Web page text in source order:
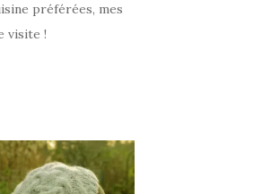
préférées, mes
visite !